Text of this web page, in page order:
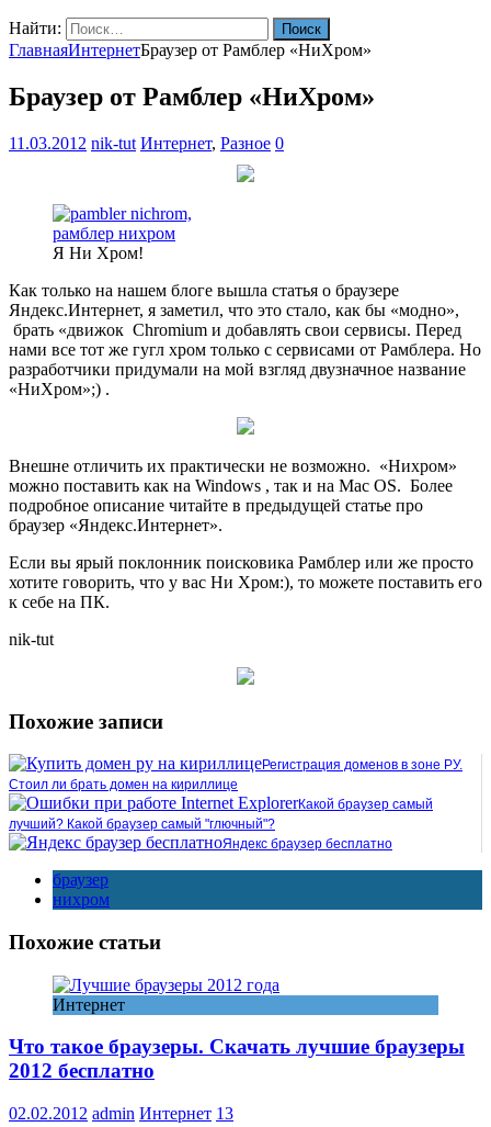
Найти:
ГлавнаяИнтернетБраузер от Рамблер «НиХром»
Браузер от Рамблер «НиХром»
11.03.2012 nik-tut Интернет, Разное 0
Я Ни Хром!
Как только на нашем блоге вышла статья о браузере
Яндекс.Интернет, я заметил, что это стало, как бы «модно»,
брать «движок Chromium и добавлять свои сервисы. Перед
нами все тот же гугл хром только с сервисами от Рамблера. Но
разработчики придумали на мой взгляд двузначное название
«НиХром»;) .
Внешне отличить их практически не возможно. «Нихром»
можно поставить как на Windows , так и на Mac OS. Более
подробное описание читайте в предыдущей статье про
браузер «Яндекс.Интернет».
Если вы ярый поклонник поисковика Рамблер или же просто
хотите говорить, что у вас Ни Хром:), то можете поставить его
к себе на ПК.
nik-tut
Похожие записи
Регистрация доменов в зоне РУ.
Стоил ли брать домен на кириллице
Какой браузер самый
лучший? Какой браузер самый "глючный"?
Яндекс браузер бесплатно
браузер
нихром
Похожие статьи
Интернет
Что такое браузеры. Скачать лучшие браузеры
2012 бесплатно
02.02.2012 admin Интернет 13